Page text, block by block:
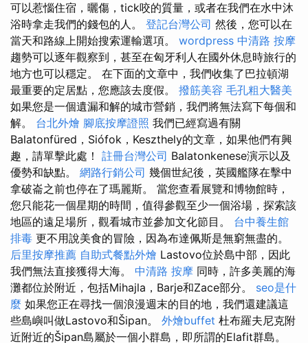
可以惹惱住宿，曬傷，tick咬的質量，或者在我們在水中沐
浴時拿走我們的錢包的人。 登記台灣公司 然後，您可以在
當天和路線上開始搜索運輸選項。 wordpress 中清路 按摩
趨勢可以逐年觀察到，甚至在匈牙利人在國外休息時旅行的
地方也可以穩定。 在下面的文章中，我們收集了巴拉頓湖
最重要的定居點，您應該去度假。 撥筋美容 毛孔粗大醫美
如果您是一個遺漏和解的城市營銷，我們將無法寫下每個和
解。 台北外燴 腳底按摩證照 我們已經寫過有關
Balatonfüred，Siófok，Keszthely的文章，如果他們有興
趣，請單擊此處！ 註冊台灣公司 Balatonkenese演示以及
優勢和缺點。 網路行銷公司 幾個世紀後，英國艦隊在擊中
拿破崙之前也停在了瑪麗斯。 當您查看展覽和博物館時，
您只能花一個星期的時間，值得參觀至少一個浴場，探索該
地區的遠足場所，觀看城市並參加文化節目。 台中養生館
排毒 更不用說美食的冒險，因為布達佩斯是無窮無盡的。
后里按摩推薦 自助式餐點外燴 Lastovo位於島中部，因此
我們無法直接獲得大海。 中清路 按摩 同時，許多美麗的海
灘都位於附近，包括Mihajla，Barje和Zace部分。 seo是什
麼 如果您正在尋找一個浪漫週末的目的地，我們還建議這
些島嶼叫做Lastovo和Šipan。 外燴buffet 杜布羅夫尼克附
近附近的Šipan島屬於一個小群島，即所謂的Elafit群島。